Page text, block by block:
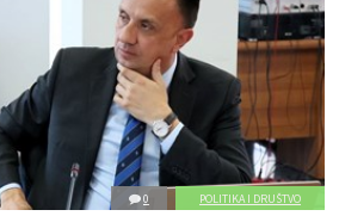
0 POLITIKA I DRUŠTVO